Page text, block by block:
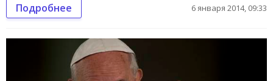
Подробнее 6 января 2014, 09:33